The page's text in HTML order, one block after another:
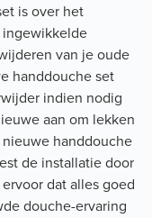
is over het
van je oude
handdouche set
indien nodig
aan om lekken
handdouche
de installatie door
dat alles goed
douche-ervaring